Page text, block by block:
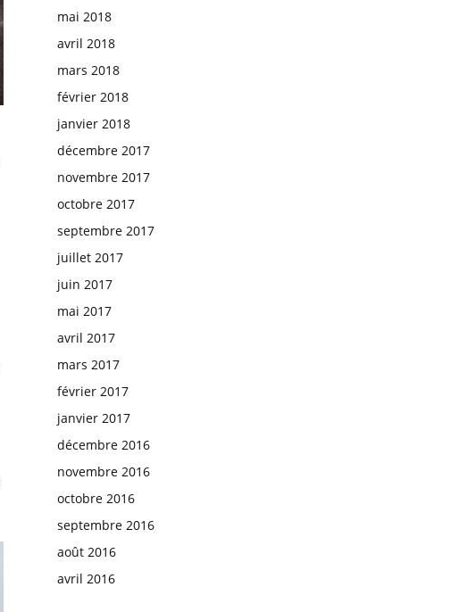
mai 2018
avril 2018
mars 2018
février 2018
janvier 2018
décembre 2017
novembre 2017
octobre 2017
septembre 2017
juillet 2017
juin 2017
mai 2017
avril 2017
mars 2017
février 2017
janvier 2017
décembre 2016
novembre 2016
octobre 2016
septembre 2016
août 2016
avril 2016